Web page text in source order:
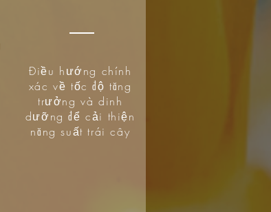
Điều hướng chính
xác về tốc độ tăng
trưởng và dinh
dưỡng để cải thiện
năng suất trái cây